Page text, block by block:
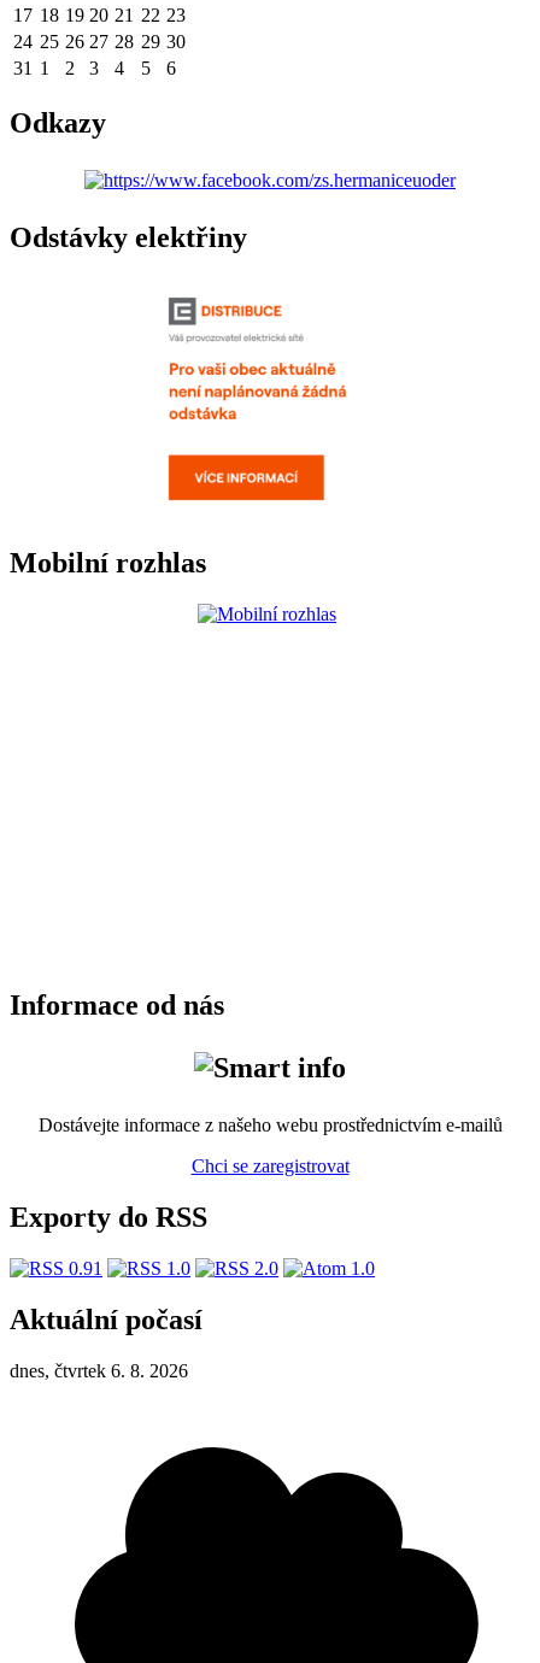
17 18 19 20 21 22 23
24 25 26 27 28 29 30
31 1 2 3 4 5 6
Odkazy
Odstávky elektřiny
Mobilní rozhlas
Informace od nás
Dostávejte informace z našeho webu prostřednictvím e-mailů
Chci se zaregistrovat
Exporty do RSS
Aktuální počasí
dnes, čtvrtek 6. 8. 2026